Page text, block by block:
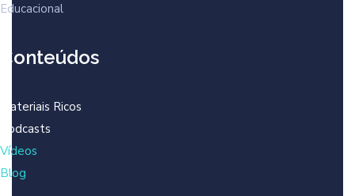
Educacional
Conteúdos
Materiais Ricos
Podcasts
Vídeos
Blog